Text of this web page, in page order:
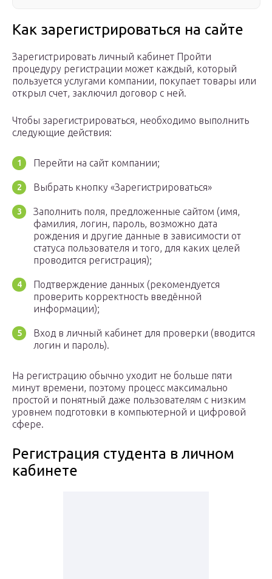
Как зарегистрироваться на сайте
Зарегистрировать личный кабинет Пройти
процедуру регистрации может каждый, который
пользуется услугами компании, покупает товары или
открыл счет, заключил договор с ней.
Чтобы зарегистрироваться, необходимо выполнить
следующие действия:
Перейти на сайт компании;
Выбрать кнопку «Зарегистрироваться»
Заполнить поля, предложенные сайтом (имя,
фамилия, логин, пароль, возможно дата
рождения и другие данные в зависимости от
статуса пользователя и того, для каких целей
проводится регистрация);
Подтверждение данных (рекомендуется
проверить корректность введённой
информации);
Вход в личный кабинет для проверки (вводится
логин и пароль).
На регистрацию обычно уходит не больше пяти
минут времени, поэтому процесс максимально
простой и понятный даже пользователям с низким
уровнем подготовки в компьютерной и цифровой
сфере.
Регистрация студента в личном
кабинете